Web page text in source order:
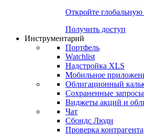
Откройте
Получить доступ
Инструментарий
Портфель
Watchlist
Надстройка XLS
Мобильное
Облигационный
Сохраненные запросы
Виджеты акций и
Чат
Сбондс Люди
Проверка контрагента